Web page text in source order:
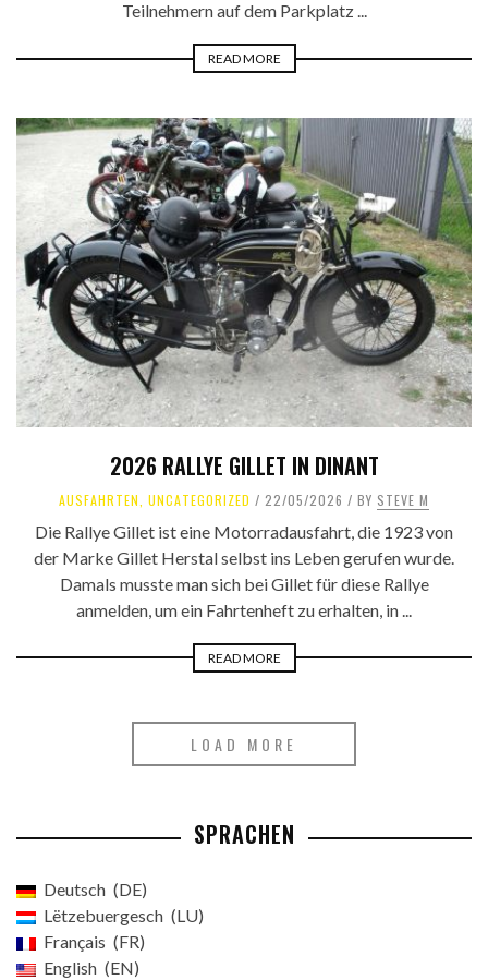
Teilnehmern auf dem Parkplatz ...
READ MORE
2026 RALLYE GILLET IN DINANT
AUSFAHRTEN UNCATEGORIZED 22/05/2026 BY STEVE M
Die Rallye Gillet ist eine Motorradausfahrt, die 1923 von
der Marke Gillet Herstal selbst ins Leben gerufen wurde.
Damals musste man sich bei Gillet für diese Rallye
anmelden, um ein Fahrtenheft zu erhalten, in ...
READ MORE
LOAD MORE
SPRACHEN
Deutsch
DE
Lëtzebuergesch
LU
Français
FR
English
EN